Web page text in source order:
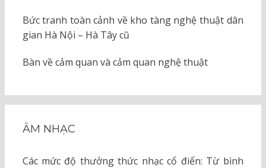
Bức tranh toàn cảnh về kho tàng nghệ thuật dân
gian Hà Nội – Hà Tây cũ
Bàn về cảm quan và cảm quan nghệ thuật
ÂM NHẠC
Các mức độ thưởng thức nhạc cổ điển: Từ bình